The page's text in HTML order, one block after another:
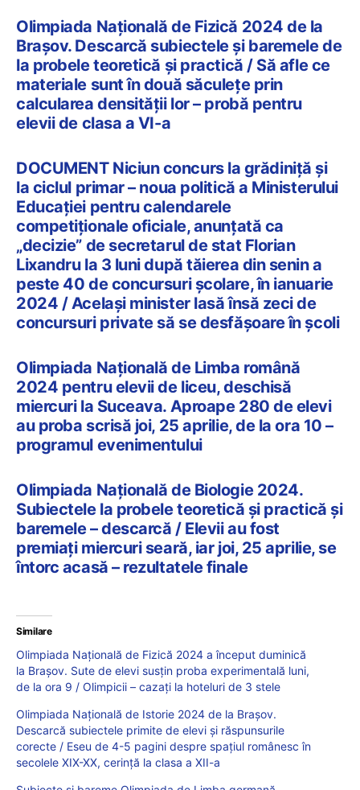
Olimpiada Națională de Fizică 2024 de la
Brașov. Descarcă subiectele și baremele de
la probele teoretică și practică / Să afle ce
materiale sunt în două săculețe prin
calcularea densității lor – probă pentru
elevii de clasa a VI-a
DOCUMENT Niciun concurs la grădiniță și
la ciclul primar – noua politică a Ministerului
Educației pentru calendarele
competiționale oficiale, anunțată ca
„decizie” de secretarul de stat Florian
Lixandru la 3 luni după tăierea din senin a
peste 40 de concursuri școlare, în ianuarie
2024 / Același minister lasă însă zeci de
concursuri private să se desfășoare în școli
Olimpiada Națională de Limba română
2024 pentru elevii de liceu, deschisă
miercuri la Suceava. Aproape 280 de elevi
au proba scrisă joi, 25 aprilie, de la ora 10 –
programul evenimentului
Olimpiada Națională de Biologie 2024.
Subiectele la probele teoretică și practică și
baremele – descarcă / Elevii au fost
premiați miercuri seară, iar joi, 25 aprilie, se
întorc acasă – rezultatele finale
Similare
Olimpiada Națională de Fizică 2024 a început duminică
la Brașov. Sute de elevi susțin proba experimentală luni,
de la ora 9 / Olimpicii – cazați la hoteluri de 3 stele
Olimpiada Națională de Istorie 2024 de la Brașov.
Descarcă subiectele primite de elevi și răspunsurile
corecte / Eseu de 4-5 pagini despre spațiul românesc în
secolele XIX-XX, cerință la clasa a XII-a